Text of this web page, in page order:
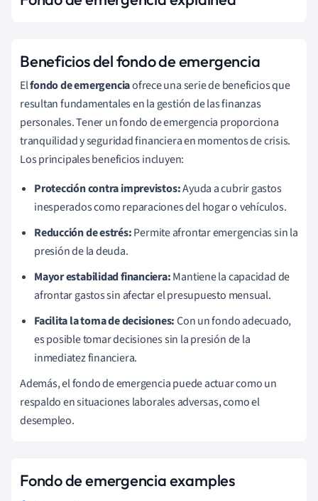
Beneficios del fondo de emergencia
Elfondo de emergenciaofrece una serie de beneficios que
resultan fundamentales en la gestión de las finanzas
personales. Tener un fondo de emergencia proporciona
tranquilidad y seguridad financiera en momentos de crisis.
Los principales beneficios incluyen:
Protección contra imprevistos:Ayuda a cubrir gastos
inesperados como reparaciones del hogar o vehículos.
Reducción de estrés:Permite afrontar emergencias sin la
presión de la deuda.
Mayor estabilidad financiera:Mantiene la capacidad de
afrontar gastos sin afectar el presupuesto mensual.
Facilita la toma de decisiones:Con un fondo adecuado,
es posible tomar decisiones sin la presión de la
inmediatez financiera.
Además, el fondo de emergencia puede actuar como un
respaldo en situaciones laborales adversas, como el
desempleo.
Fondo de emergencia examples